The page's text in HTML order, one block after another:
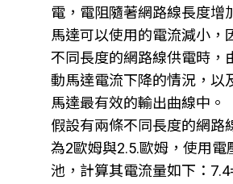
電，電阻隨著網路線長度增
馬達可以使用的電流減小，
不同長度的網路線供電時，
動馬達電流下降的情況，以
馬達最有效的輸出曲線中。
假設有兩條不同長度的網路
為2歐姆與2.5.歐姆，使用電
池，計算其電流量如下：